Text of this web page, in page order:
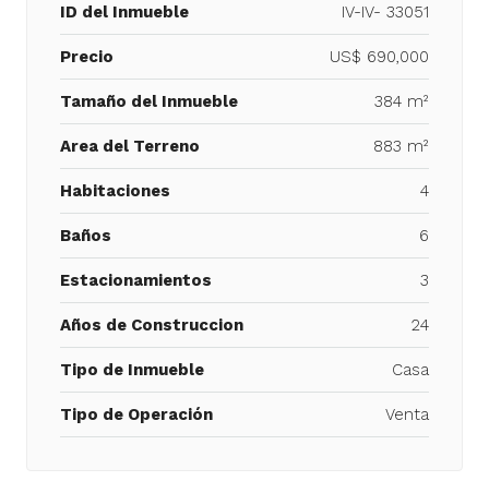
ID del Inmueble IV-IV- 33051
Precio US$ 690,000
Tamaño del Inmueble 384 m²
Area del Terreno 883 m²
Habitaciones 4
Baños 6
Estacionamientos 3
Años de Construccion 24
Tipo de Inmueble Casa
Tipo de Operación Venta